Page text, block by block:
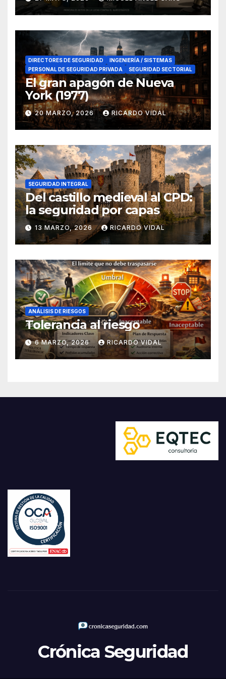
en el sur de España
DIRECTORES DE SEGURIDAD
INGENIERÍA / SISTEMAS
PERSONAL DE SEGURIDAD PRIVADA
SEGURIDAD SECTORIAL
El gran apagón de Nueva
York (1977)
20 MARZO, 2026 RICARDO VIDAL
SEGURIDAD INTEGRAL
Del castillo medieval al CPD:
la seguridad por capas
13 MARZO, 2026 RICARDO VIDAL
ANÁLISIS DE RIESGOS
Tolerancia al riesgo
6 MARZO, 2026 RICARDO VIDAL
Crónica Seguridad